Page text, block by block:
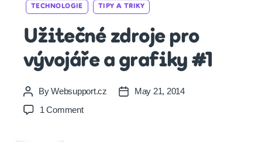
Categories
TECHNOLOGIE TIPY A TRIKY
Užitečné zdroje pro
vývojáře a grafiky #1
Post
author
ByWebsupport.cz
PostMay 21, 2014
1 Commenton